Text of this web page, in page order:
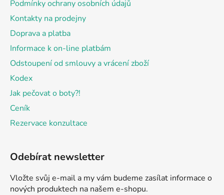
Podmínky ochrany osobních údajů
Kontakty na prodejny
Doprava a platba
Informace k on-line platbám
Odstoupení od smlouvy a vrácení zboží
Kodex
Jak pečovat o boty?!
Ceník
Rezervace konzultace
Odebírat newsletter
Vložte svůj e-mail a my vám budeme zasílat informace o
nových produktech na našem e-shopu.